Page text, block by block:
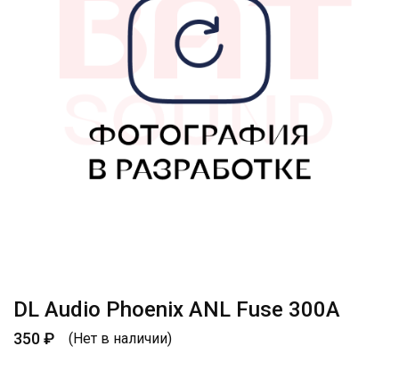
DL Audio Phoenix ANL Fuse 300A
350₽ (Нет в наличии)